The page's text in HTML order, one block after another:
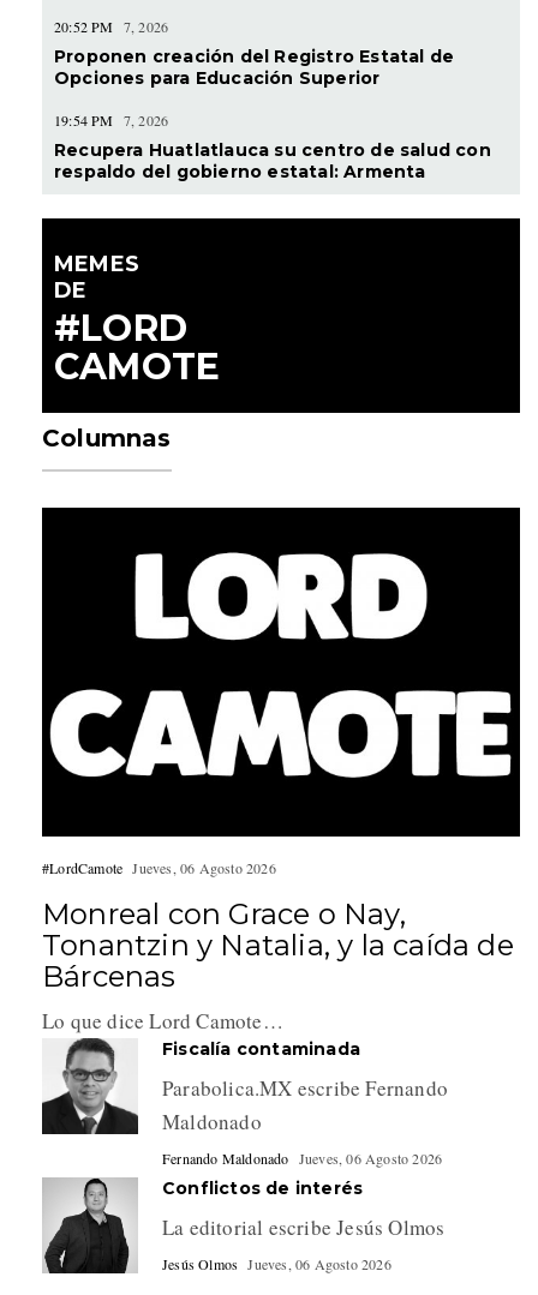
20:52 PM 7, 2026
Proponen creación del Registro Estatal de
Opciones para Educación Superior
19:54 PM 7, 2026
Recupera Huatlatlauca su centro de salud con
respaldo del gobierno estatal: Armenta
MEMES
DE
#LORD
CAMOTE
Columnas
#LordCamote Jueves, 06 Agosto 2026
Monreal con Grace o Nay,
Tonantzin y Natalia, y la caída de
Bárcenas
Lo que dice Lord Camote…
Fiscalía contaminada
Parabolica.MX escribe Fernando
Maldonado
Fernando Maldonado Jueves, 06 Agosto 2026
Conflictos de interés
La editorial escribe Jesús Olmos
Jesús Olmos Jueves, 06 Agosto 2026